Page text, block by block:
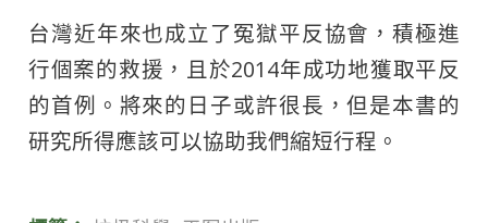
台灣近年來也成立了冤獄平反協會，積極進
行個案的救援，且於2014年成功地獲取平反
的首例。將來的日子或許很長，但是本書的
研究所得應該可以協助我們縮短行程。